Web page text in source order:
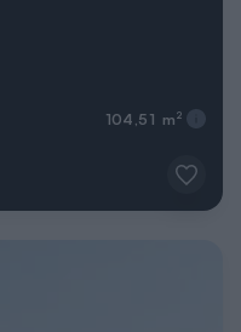
104,51 m 2